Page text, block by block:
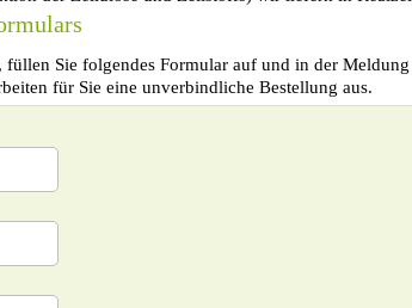
Sie folgendes Formular auf und in der
für Sie eine unverbindliche Bestellung aus.